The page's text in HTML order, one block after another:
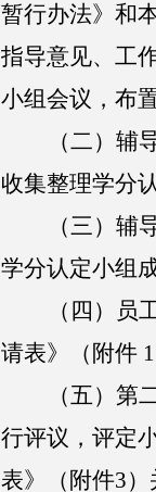
暂行办法》和
指导意见、工
小组会议，布
（二） 辅
收集整理学分
（三） 辅
学分认定小组
（ 四 ）
员
请表》（附件
（五） 第
行评议，评定
表》（附件3